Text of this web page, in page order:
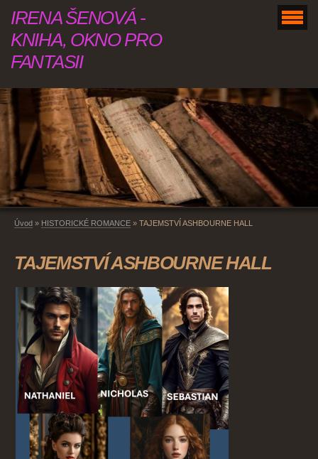
IRENA ŠENOVÁ -
KNIHA, OKNO PRO
FANTASII
Úvod » HISTORICKÉ ROMANCE » TAJEMSTVÍ ASHBOURNE HALL
TAJEMSTVÍ ASHBOURNE HALL